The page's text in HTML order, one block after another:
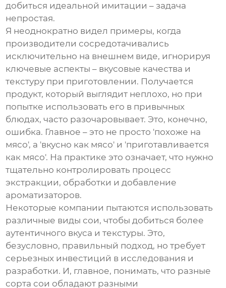
добиться идеальной имитации – задача
непростая.
Я неоднократно видел примеры, когда
производители сосредотачивались
исключительно на внешнем виде, игнорируя
ключевые аспекты – вкусовые качества и
текстуру при приготовлении. Получается
продукт, который выглядит неплохо, но при
попытке использовать его в привычных
блюдах, часто разочаровывает. Это, конечно,
ошибка. Главное – это не просто 'похоже на
мясо', а 'вкусно как мясо' и 'приготавливается
как мясо'. На практике это означает, что нужно
тщательно контролировать процесс
экстракции, обработки и добавление
ароматизаторов.
Некоторые компании пытаются использовать
различные виды сои, чтобы добиться более
аутентичного вкуса и текстуры. Это,
безусловно, правильный подход, но требует
серьезных инвестиций в исследования и
разработки. И, главное, понимать, что разные
сорта сои обладают разными